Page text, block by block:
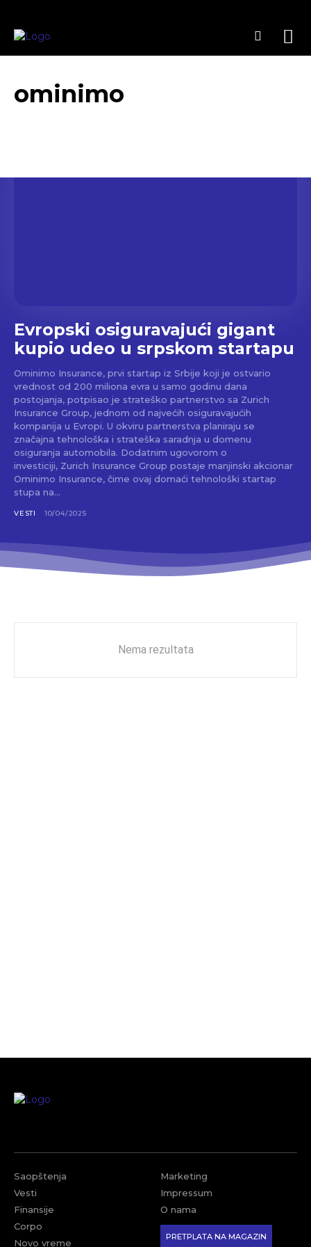
ominimo
Evropski osiguravajući gigant
kupio udeo u srpskom startapu
Ominimo Insurance, prvi startap iz Srbije koji je ostvario
vrednost od 200 miliona evra u samo godinu dana
postojanja, potpisao je strateško partnerstvo sa Zurich
Insurance Group, jednom od najvećih osiguravajućih
kompanija u Evropi. U okviru partnerstva planiraju se
značajna tehnološka i strateška saradnja u domenu
osiguranja automobila. Dodatnim ugovorom o
investiciji, Zurich Insurance Group postaje manjinski akcionar
Ominimo Insurance, čime ovaj domaći tehnološki startap
stupa na...
VESTI 10/04/2025
Nema rezultata
Saopštenja
Vesti
Finansije
Corpo
Novo vreme
Marketing
Impressum
O nama
PRETPLATA NA MAGAZIN